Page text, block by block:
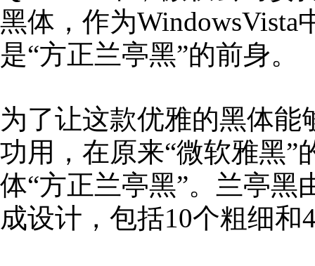
黑体，作为
是“方正兰亭黑”的前身。
为了让这款优雅的黑体
功用，在原来“微软雅黑
体“方正兰亭黑”。兰亭黑
成设计，包括10个粗细